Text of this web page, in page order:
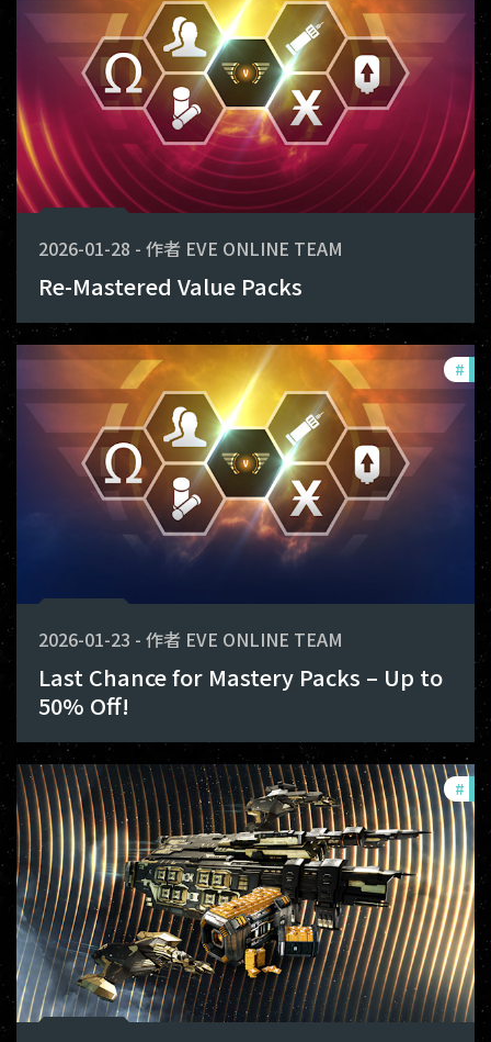
2026-01-28 - 作者 EVE ONLINE TEAM
Re-Mastered Value Packs
#
2026-01-23 - 作者 EVE ONLINE TEAM
Last Chance for Mastery Packs – Up to
50% Off!
#